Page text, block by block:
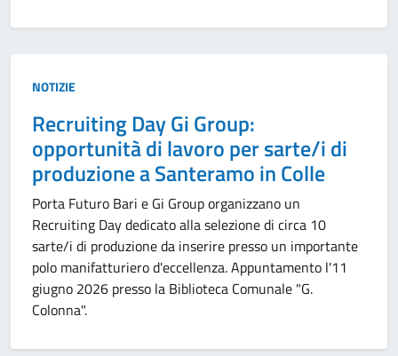
Tipo:
NOTIZIE
Recruiting Day Gi Group:
opportunità di lavoro per sarte/i di
produzione a Santeramo in Colle
Porta Futuro Bari e Gi Group organizzano un
Recruiting Day dedicato alla selezione di circa 10
sarte/i di produzione da inserire presso un importante
polo manifatturiero d'eccellenza. Appuntamento l'11
giugno 2026 presso la Biblioteca Comunale "G.
Colonna".